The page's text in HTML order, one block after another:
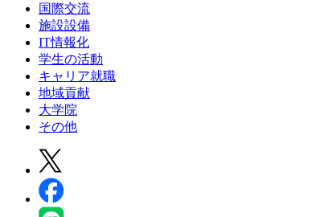
国際交流
施設設備
IT情報化
学生の活動
キャリア就職
地域貢献
大学院
その他